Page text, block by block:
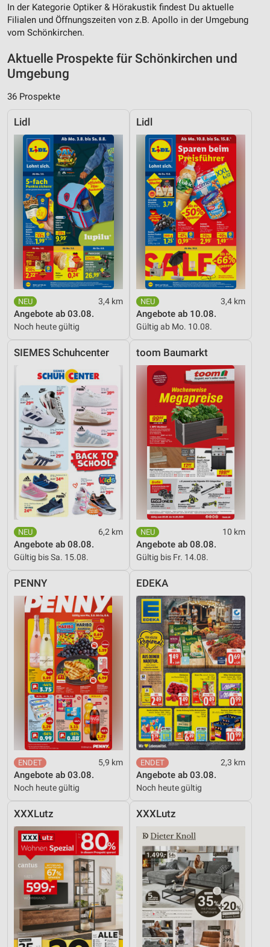
In der Kategorie Optiker & Hörakustik findest Du aktuelle
Filialen und Öffnungszeiten von z.B. Apollo in der Umgebung
vom Schönkirchen.
Aktuelle Prospekte für Schönkirchen und
Umgebung
36 Prospekte
Lidl
3,4 km
Angebote ab 03.08.
Noch heute gültig
Lidl
3,4 km
Angebote ab 10.08.
Gültig ab Mo. 10.08.
SIEMES Schuhcenter
6,2 km
Angebote ab 08.08.
Gültig bis Sa. 15.08.
toom Baumarkt
10 km
Angebote ab 08.08.
Gültig bis Fr. 14.08.
PENNY
5,9 km
Angebote ab 03.08.
Noch heute gültig
EDEKA
2,3 km
Angebote ab 03.08.
Noch heute gültig
XXXLutz XXXLutz